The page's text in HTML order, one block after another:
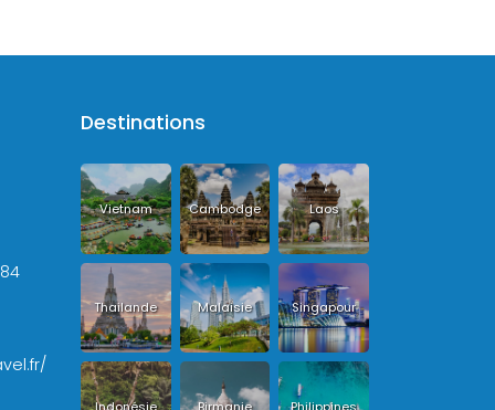
Destinations
Vietnam Cambodge Laos
Thailande Malaisie Singapour